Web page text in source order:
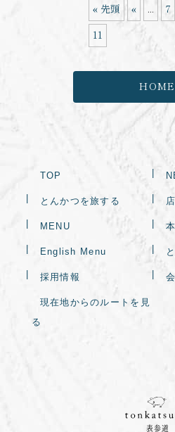
« 先頭 « ... 7
11
HOME
TOP
とんかつを旅する
MENU
English Menu
採用情報
現在地からのルートを見
る